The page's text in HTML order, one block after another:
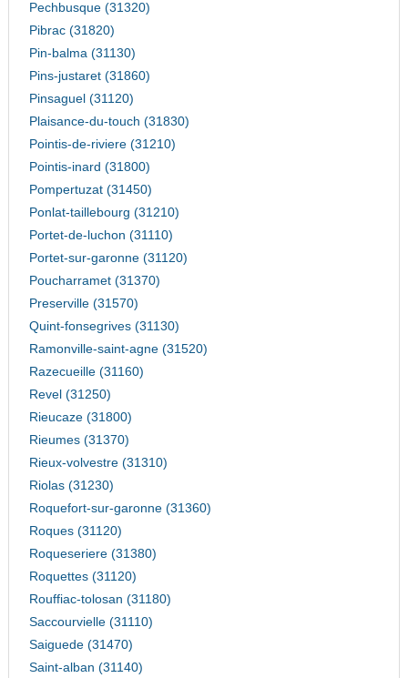
Pechbusque (31320)
Pibrac (31820)
Pin-balma (31130)
Pins-justaret (31860)
Pinsaguel (31120)
Plaisance-du-touch (31830)
Pointis-de-riviere (31210)
Pointis-inard (31800)
Pompertuzat (31450)
Ponlat-taillebourg (31210)
Portet-de-luchon (31110)
Portet-sur-garonne (31120)
Poucharramet (31370)
Preserville (31570)
Quint-fonsegrives (31130)
Ramonville-saint-agne (31520)
Razecueille (31160)
Revel (31250)
Rieucaze (31800)
Rieumes (31370)
Rieux-volvestre (31310)
Riolas (31230)
Roquefort-sur-garonne (31360)
Roques (31120)
Roqueseriere (31380)
Roquettes (31120)
Rouffiac-tolosan (31180)
Saccourvielle (31110)
Saiguede (31470)
Saint-alban (31140)